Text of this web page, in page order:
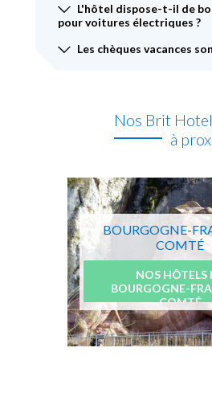
L'hôtel dispose-t-il de
pour voitures électriques ?
Les chèques vacances
Nos Brit Hotel
à
BOURGOGNE-
COMTÉ
NOS HÔTELS
BOURGOGNE-
COMTÉ